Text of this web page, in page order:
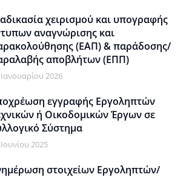
χειρισμού και υπογραφής
αναγνώρισης και
(ΕΑΠ) & παράδοσης/
αποβλήτων (ΕΠΠ)
2026
εγγραφής Εργοληπτών
ή Οικοδομικών Έργων σε
Σύστημα
2025
στοιχείων Εργοληπτών/